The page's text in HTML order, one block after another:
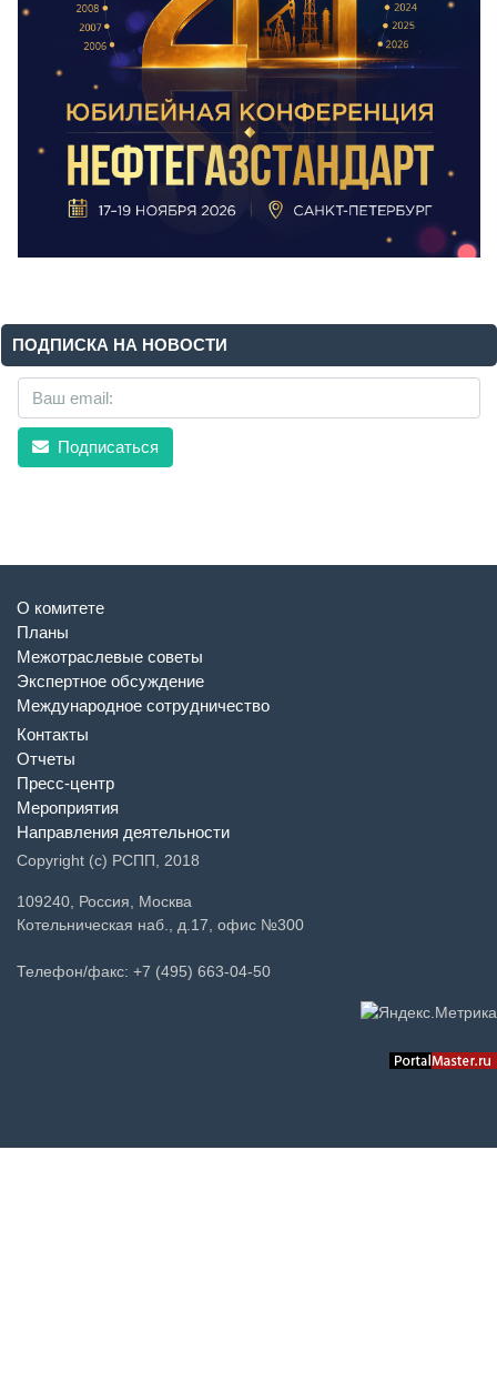
ПОДПИСКА НА НОВОСТИ
Подписаться
О комитете
Планы
Межотраслевые советы
Экспертное обсуждение
Международное сотрудничество
Контакты
Отчеты
Пресс-центр
Мероприятия
Направления деятельности
Copyright (c) РСПП, 2018
109240, Россия, Москва
Котельническая наб., д.17, офис №300
Телефон/факс: +7 (495) 663-04-50